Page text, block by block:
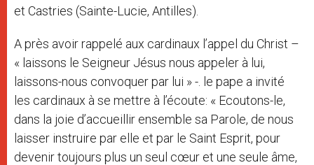
et Castries (Sainte-Lucie, Antilles).
A près avoir rappelé aux cardinaux l’appel du Christ –
« laissons le Seigneur Jésus nous appeler à lui,
laissons-nous convoquer par lui » -. le pape a invité
les cardinaux à se mettre à l’écoute: « Ecoutons-le,
dans la joie d’accueillir ensemble sa Parole, de nous
laisser instruire par elle et par le Saint Esprit, pour
devenir toujours plus un seul cœur et une seule âme,